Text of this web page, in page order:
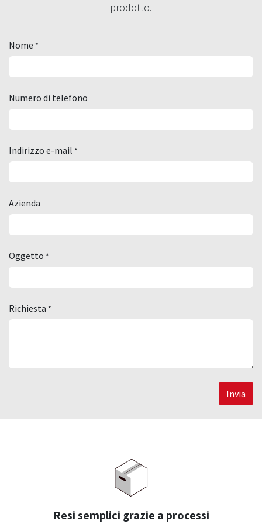
prodotto.
Nome *
Numero di telefono
Indirizzo e-mail *
Azienda
Oggetto *
Richiesta *
Invia
Resi semplici grazie a processi